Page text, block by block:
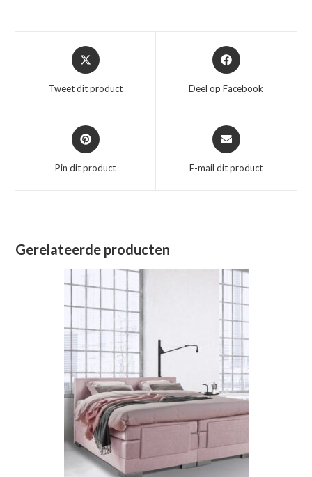
Opent
in
nieuw
Tweet dit product
Opent
in
nieuw
Deel op Facebook
Opent
in
nieuw
Pin dit product
Opent
in
nieuw
E-mail dit product
Gerelateerde producten